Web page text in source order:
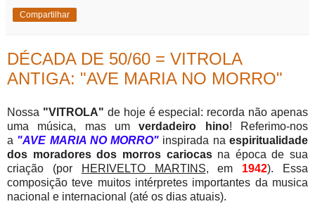
Compartilhar
DÉCADA DE 50/60 = VITROLA
ANTIGA: "AVE MARIA NO MORRO"
Nossa "VITROLA" de hoje é especial: recorda não apenas
uma música, mas um verdadeiro hino! Referimo-nos
a "AVE MARIA NO MORRO" inspirada naespiritualidade
dos moradores dos morros cariocas na época de sua
criação (por
HERIVELTO MARTINS, em 1942). Essa
composição teve muitos intérpretes importantes da musica
nacional e internacional (até os dias atuais).